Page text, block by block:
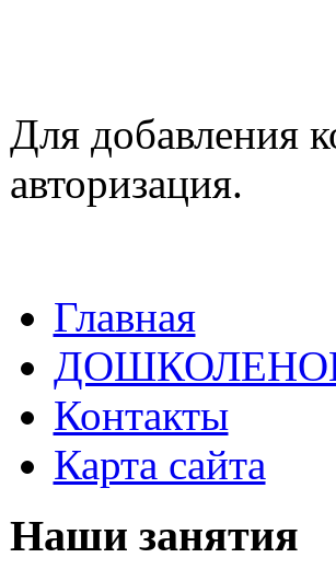
Для добавления
авторизация.
Главная
Контакты
Карта сайта
Наши занятия